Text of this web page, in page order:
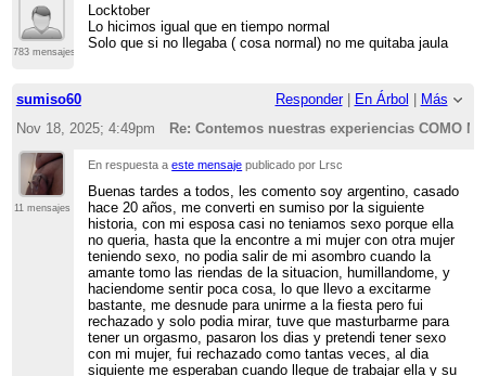
783 mensajes
Locktober
Lo hicimos igual que en tiempo normal
Solo que si no llegaba ( cosa normal) no me quitaba jaula
sumiso60 Responder| En Árbol
Más
Nov 18, 2025; 4:49pm
Re: Contemos nuestras experiencias COMO
11 mensajes
En respuesta aeste mensaje publicado por Lrsc
Buenas tardes a todos, les comento soy argentino, casado
hace 20 años, me converti en sumiso por la siguiente
historia, con mi esposa casi no teniamos sexo porque ella
no queria, hasta que la encontre a mi mujer con otra mujer
teniendo sexo, no podia salir de mi asombro cuando la
amante tomo las riendas de la situacion, humillandome, y
haciendome sentir poca cosa, lo que llevo a excitarme
bastante, me desnude para unirme a la fiesta pero fui
rechazado y solo podia mirar, tuve que masturbarme para
tener un orgasmo, pasaron los dias y pretendi tener sexo
con mi mujer, fui rechazado como tantas veces, al dia
siguiente me esperaban cuando llegue de trabajar ella y su